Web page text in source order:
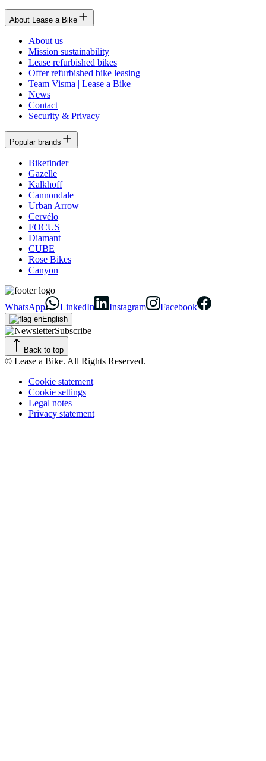
About Lease a Bike
About us
Mission sustainability
Lease refurbished bikes
Offer refurbished bike leasing
Team Visma | Lease a Bike
News
Contact
Security & Privacy
Popular brands
Bikefinder
Gazelle
Kalkhoff
Cannondale
Urban Arrow
Cervélo
FOCUS
Diamant
CUBE
Rose Bikes
Canyon
WhatsApp LinkedIn Instagram Facebook
English
Subscribe
Back to top
© Lease a Bike. All Rights Reserved.
Cookie statement
Cookie settings
Legal notes
Privacy statement